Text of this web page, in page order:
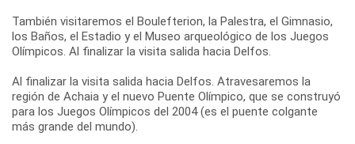
También visitaremos el Boulefterion, la Palestra, el Gimnasio,
los Baños, el Estadio y el Museo arqueológico de los Juegos
Olímpicos. Al finalizar la visita salida hacia Delfos.
Al finalizar la visita salida hacia Delfos. Atravesaremos la
región de Achaia y el nuevo Puente Olímpico, que se construyó
para los Juegos Olímpicos del 2004 (es el puente colgante
más grande del mundo).